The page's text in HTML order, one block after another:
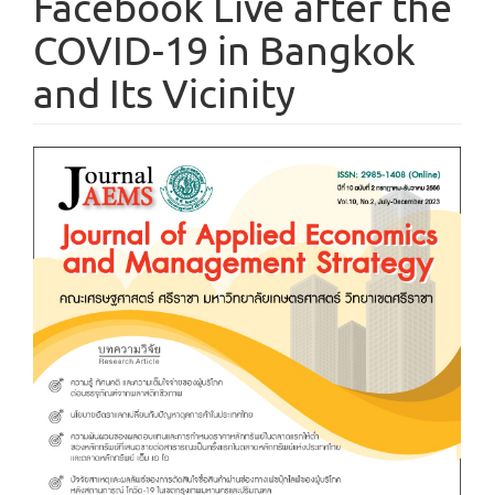
COVID-19 in Bangkok
and Its Vicinity
Article
Sidebar